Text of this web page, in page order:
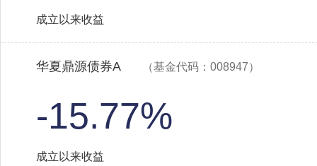
成立以来收益
华夏鼎源债券A （基金代码：008947）
-15.77%
成立以来收益